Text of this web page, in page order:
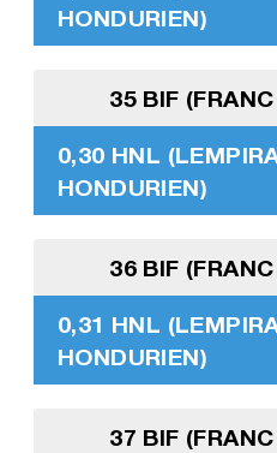
HONDURIEN)
35 BIF
0,30 HNL
HONDURIEN)
36 BIF
0,31 HNL
HONDURIEN)
37 BIF